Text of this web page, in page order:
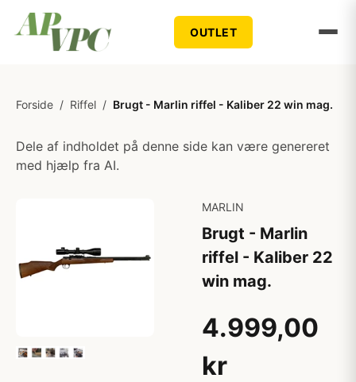
OUTLET
Forside / Riffel / Brugt - Marlin riffel - Kaliber 22 win mag.
Dele af indholdet på denne side kan være genereret
med hjælp fra AI.
MARLIN
Brugt - Marlin
riffel - Kaliber 22
win mag.
4.999,00
kr